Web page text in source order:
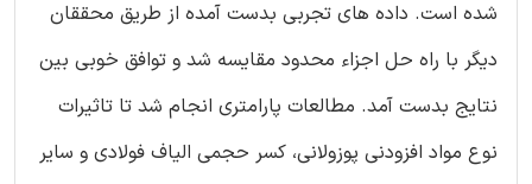
شده است. داده های تجربی بدست آمده از طریق محققان
دیگر با راه حل اجزاء محدود مقایسه شد و توافق خوبی بین
نتایج بدست آمد. مطالعات پارامتری انجام شد تا تاثیرات
نوع مواد افزودنی پوزولانی، کسر حجمی الیاف فولادی و سایر